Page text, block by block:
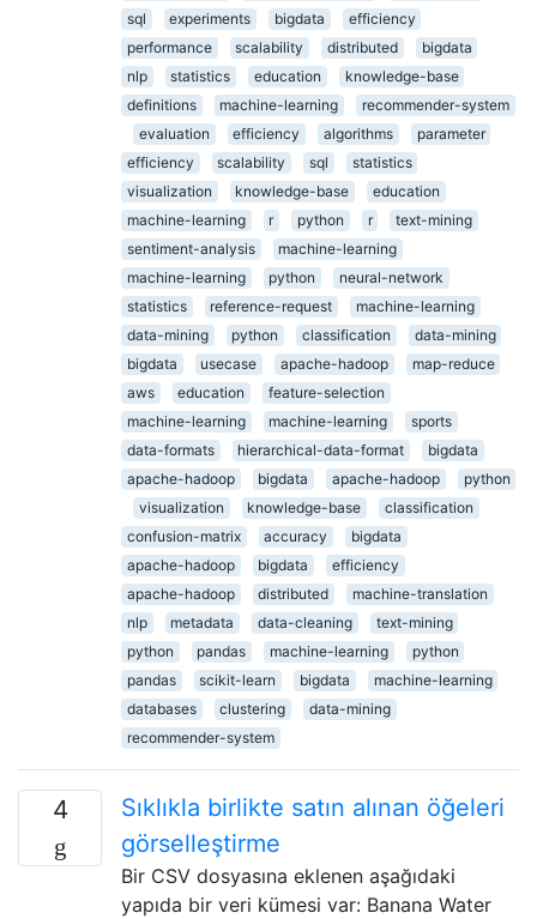
sql
experiments bigdata
efficiency
performance
scalability distributed
bigdata
nlp
statistics education
knowledge-base
definitions
machine-learning
recommender-system
evaluation
efficiency algorithms
parameter
efficiency
scalability sql
statistics
visualization
knowledge-base
education
machine-learning
r python r
text-mining
sentiment-analysis
machine-learning
machine-learning
python
neural-network
statistics
reference-request
machine-learning
data-mining
python classification
data-mining
bigdata
usecase apache-hadoop
map-reduce
aws
education
feature-selection
machine-learning
machine-learning
sports
data-formats
hierarchical-data-format
bigdata
apache-hadoop
bigdata apache-hadoop
python
visualization
knowledge-base
classification
confusion-matrix
accuracy
bigdata
apache-hadoop
bigdata
efficiency
apache-hadoop
distributed
machine-translation
nlp
metadata data-cleaning
text-mining
python
pandas machine-learning
python
pandas
scikit-learn bigdata
machine-learning
databases
clustering
data-mining
recommender-system
4
Sıklıkla birlikte satın alınan öğeleri
görselleştirme
Bir CSV dosyasına eklenen aşağıdaki
yapıda bir veri kümesi var: Banana Water